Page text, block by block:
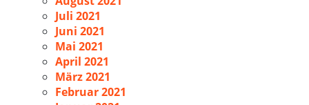
Juli 2021
Juni 2021
Mai 2021
April 2021
März 2021
Februar 2021